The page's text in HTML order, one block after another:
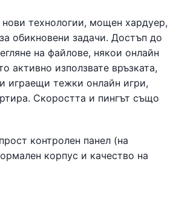
технологии, мощен хардуер,
обикновени задачи. Достъп до
на файлове, някои онлайн
активно използвате връзката,
играещи тежки онлайн игри,
Скоростта и пингът също
контролен панел (на
корпус и качество на